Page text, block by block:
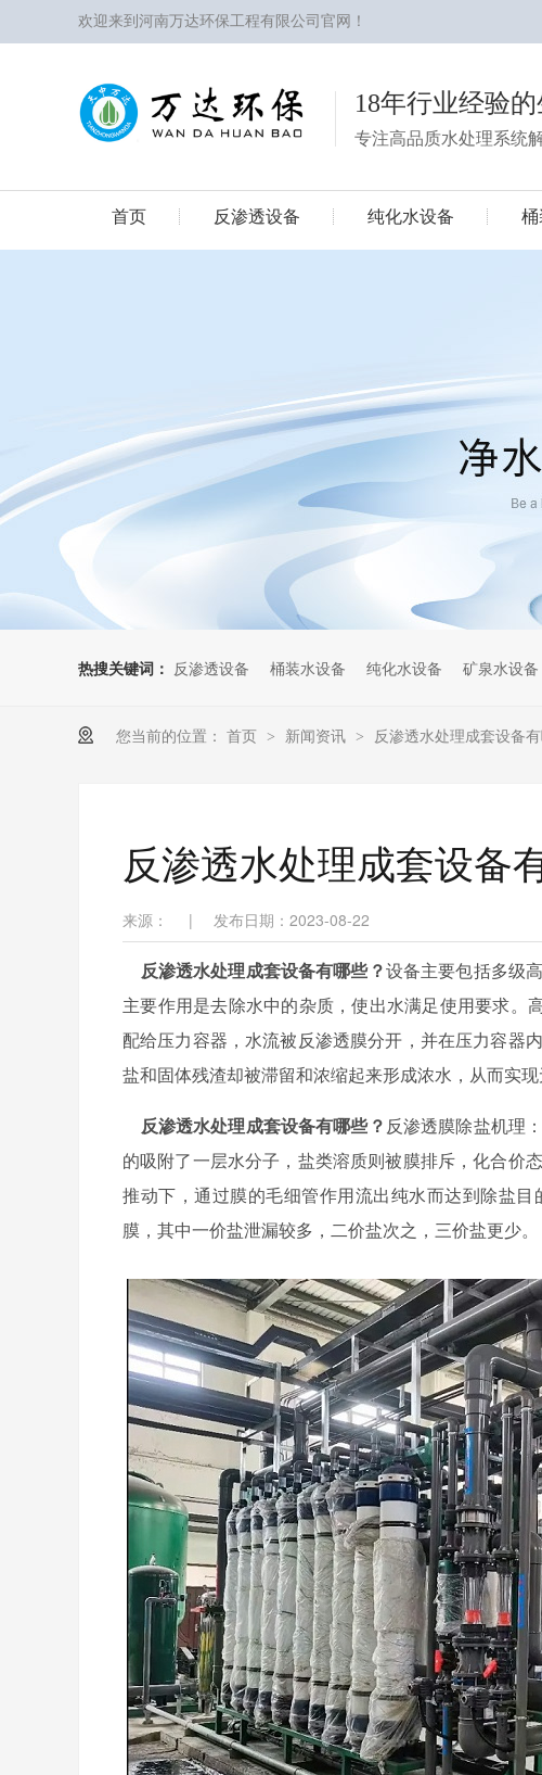
欢迎来到河南万达环保工程有限公司官网！
18年行业经验
专注高品质水处理系统
首页 反渗透设备 纯化水设备 桶
热搜关键词： 反渗透设备 桶装水设备 纯化水设备 矿泉水设备
您当前的位置： 首页 > 新闻资讯 > 反渗透水处理成套设备
反渗透水处理成套设备
来源： | 发布日期：2023-08-22
反渗透水处理成套设备有哪些？设备主要包括多级
主要作用是去除水中的杂质，使出水满足使用要求。
配给压力容器，水流被反渗透膜分开，并在压力容器
盐和固体残渣却被滞留和浓缩起来形成浓水，从而实现
反渗透水处理成套设备有哪些？ 反渗透膜除盐机理
的吸附了一层水分子，盐类溶质则被膜排斥，化合价
推动下，通过膜的毛细管作用流出纯水而达到除盐
膜，其中一价盐泄漏较多，二价盐次之，三价盐更少。